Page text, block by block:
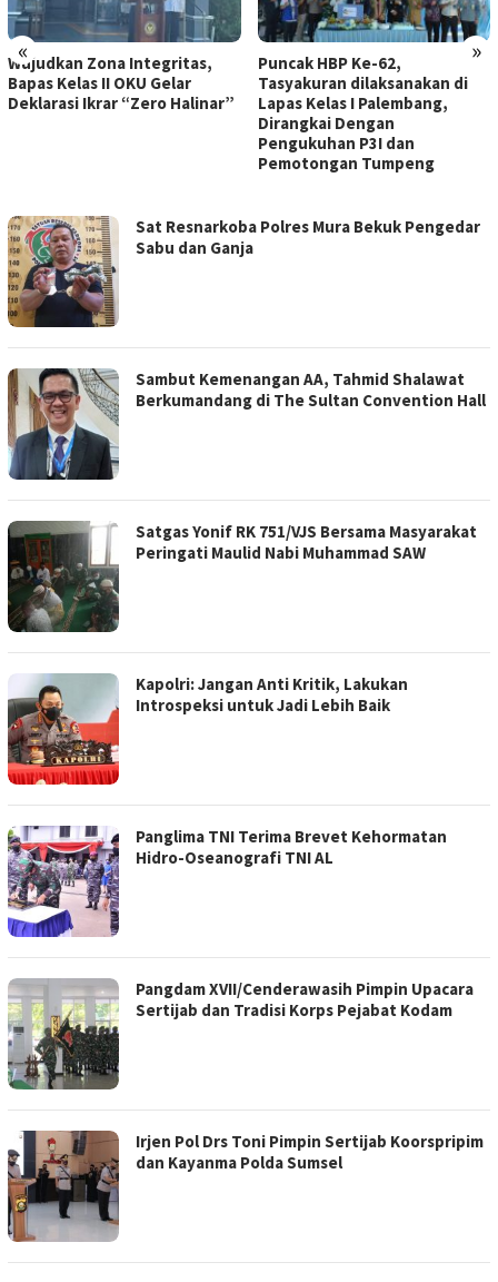
« »
Zona Integritas,
Kelas II OKU Gelar
Ikrar “Zero Halinar”
Puncak HBP Ke-62,
Tasyakuran dilaksanakan di
Lapas Kelas I Palembang,
Dirangkai Dengan
Pengukuhan P3I dan
Pemotongan Tumpeng
INDODAILY.CO
Sat Resnarkoba Polres Mura Bekuk Pengedar
Sabu dan Ganja
Sambut Kemenangan AA, Tahmid Shalawat
Berkumandang di The Sultan Convention Hall
Satgas Yonif RK 751/VJS Bersama Masyarakat
Peringati Maulid Nabi Muhammad SAW
Kapolri: Jangan Anti Kritik, Lakukan
Introspeksi untuk Jadi Lebih Baik
Panglima TNI Terima Brevet Kehormatan
Hidro-Oseanografi TNI AL
Pangdam XVII/Cenderawasih Pimpin Upacara
Sertijab dan Tradisi Korps Pejabat Kodam
Irjen Pol Drs Toni Pimpin Sertijab Koorspripim
dan Kayanma Polda Sumsel